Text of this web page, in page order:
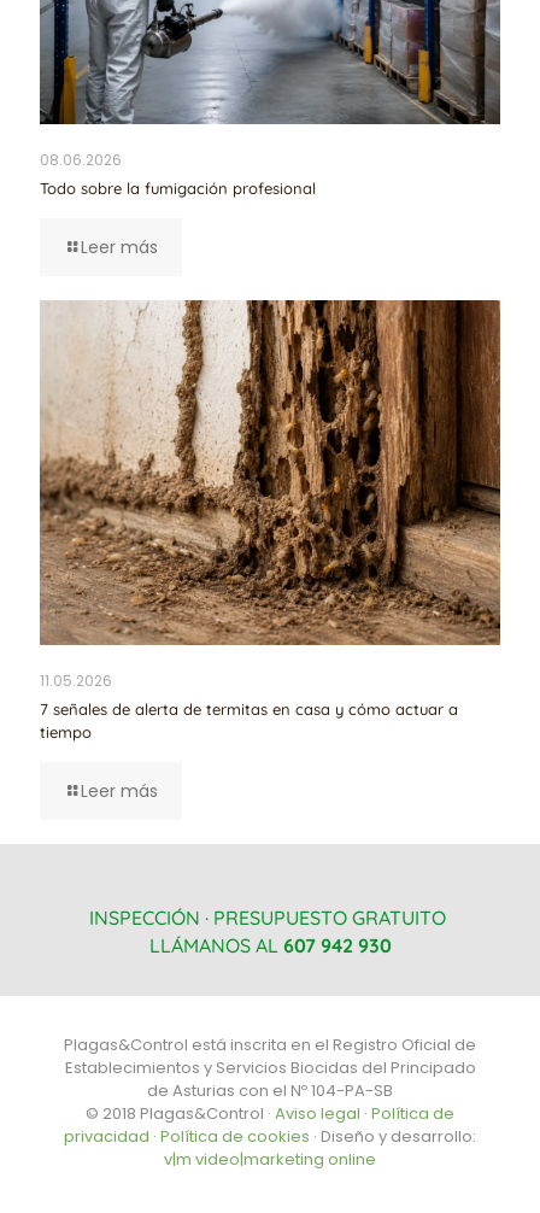
08.06.2026
Todo sobre la fumigación profesional
Leer más
11.05.2026
7 señales de alerta de termitas en casa y cómo actuar a
tiempo
Leer más
INSPECCIÓN · PRESUPUESTO GRATUITO
LLÁMANOS AL 607 942 930
Plagas&Control está inscrita en el Registro Oficial de
Establecimientos y Servicios Biocidas del Principado
de Asturias con el Nº 104-PA-SB
© 2018 Plagas&Control · Aviso legal · Política de
privacidad · Política de cookies · Diseño y desarrollo:
v|m video|marketing online